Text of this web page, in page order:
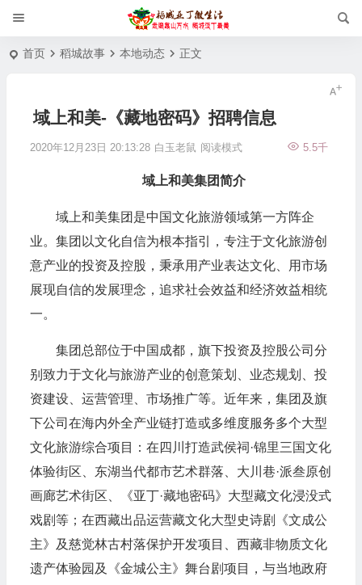
首页 稻城故事 本地动态 正文
域上和美-《藏地密码》招聘信息
2020年12月23日 20:13:28 白玉老鼠 5.5千
阅读模式
域上和美集团简介
域上和美集团是中国文化旅游领域第一方阵企
业。集团以文化自信为根本指引，专注于文化旅游创
意产业的投资及控股，秉承用产业表达文化、用市场
展现自信的发展理念，追求社会效益和经济效益相统
一。
集团总部位于中国成都，旗下投资及控股公司分
别致力于文化与旅游产业的创意策划、业态规划、投
资建设、运营管理、市场推广等。近年来，集团及旗
下公司在海内外全产业链打造或多维度服务多个大型
文化旅游综合项目：在四川打造武侯祠·锦里三国文化
体验街区、东湖当代都市艺术群落、大川巷·派叁原创
画廊艺术街区、《亚丁·藏地密码》大型藏文化浸没式
戏剧等；在西藏出品运营藏文化大型史诗剧《文成公
主》及慈觉林古村落保护开发项目、西藏非物质文化
遗产体验园及《金城公主》舞台剧项目，与当地政府